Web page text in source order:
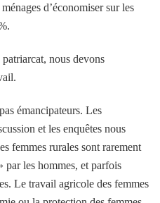
d’économiser sur les
nous devons
émancipateurs. Les
et les enquêtes nous
femmes rurales sont rarement
par les hommes, et parfois
Le travail agricole des femmes